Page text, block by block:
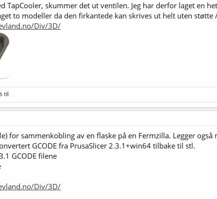
TapCooler, skummer det ut ventilen. Jeg har derfor laget en
to modeller da den firkantede kan skrives ut helt uten støtte
Div/3D/
til
for sammenkobling av en flaske på en Fermzilla. Legger
GCODE fra PrusaSlicer 2.3.1+win64 tilbake til stl.
GCODE filene
Div/3D/